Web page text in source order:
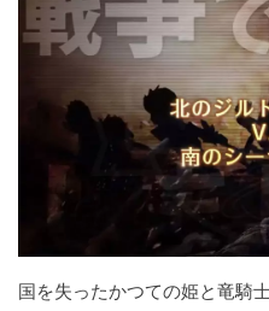
国を失ったかつての姫と竜騎士